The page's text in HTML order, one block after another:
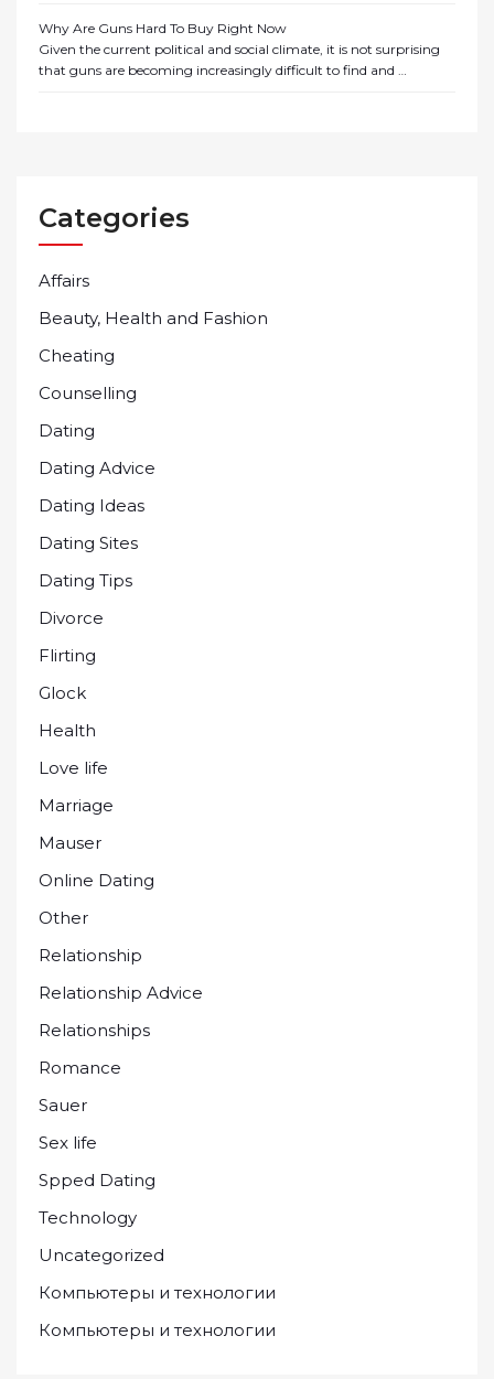
Why Are Guns Hard To Buy Right Now
Given the current political and social climate, it is not surprising
that guns are becoming increasingly difficult to find and …
Categories
Affairs
Beauty, Health and Fashion
Cheating
Counselling
Dating
Dating Advice
Dating Ideas
Dating Sites
Dating Tips
Divorce
Flirting
Glock
Health
Love life
Marriage
Mauser
Online Dating
Other
Relationship
Relationship Advice
Relationships
Romance
Sauer
Sex life
Spped Dating
Technology
Uncategorized
Компьютеры и технологии
Компьютеры и технологии